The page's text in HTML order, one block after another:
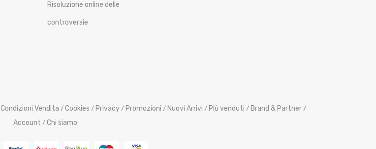
Risoluzione online delle
controversie
Condizioni Vendita / Cookies / Privacy / Promozioni / Nuovi Arrivi / Più venduti / Brand & Partner /
Account / Chi siamo